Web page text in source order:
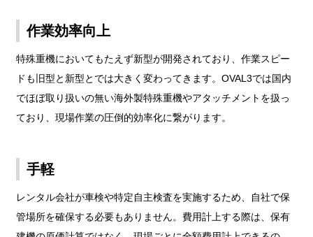
作業効率向上
特殊重機においてもたえず新型が開発されており、作業スピー
ドも旧型と新型とでは大きく変わってきます。OVAL3では国内
でほぼ取り扱いの無い海外製特殊重機やアタッチメントを扱っ
ており、現場作業の圧倒的効率化に繋がります。
手軽
レンタル会社が車検や特定自主検査を実施するため、自社で保
管場所を確保する必要もありません。費用計上する際は、保有